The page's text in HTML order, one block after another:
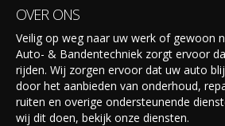
OVER ONS
Veilig op weg naar uw werk of gewoon
Auto- & Bandentechniek zorgt ervoor
rijden. Wij zorgen ervoor dat uw auto
door het aanbieden van onderhoud,
ruiten en overige ondersteunende
wij dit doen, bekijk onze diensten.